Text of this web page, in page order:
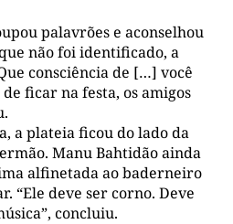
palavrões e aconselhou
não foi identificado, a
consciência de […] você
ficar na festa, os amigos
a plateia ficou do lado da
Manu Bahtidão ainda
alfinetada ao baderneiro
“Ele deve ser corno. Deve
concluiu.